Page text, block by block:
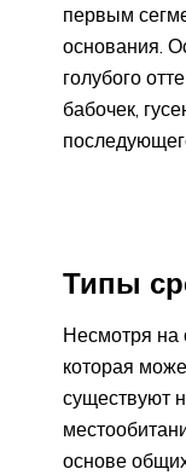
первым
основания.
голубого
бабочек,
Типы
Несмотря на
которая
существуют
основе